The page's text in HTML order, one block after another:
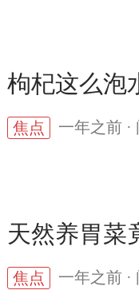
枸杞这么泡
焦点 一年之前 ·
天然养胃菜
焦点 一年之前 ·